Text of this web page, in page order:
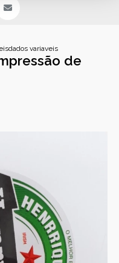
impressao
dados variaveis para impressao
de